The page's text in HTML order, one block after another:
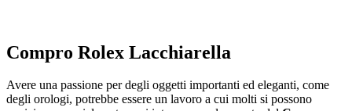
Compro Rolex Lacchiarella
Avere una passione per degli oggetti importanti ed eleganti, come
degli orologi, potrebbe essere un lavoro a cui molti si possono